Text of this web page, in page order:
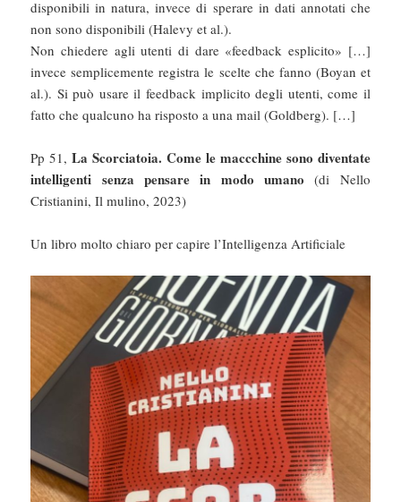
disponibili in natura, invece di sperare in dati annotati che
non sono disponibili (Halevy et al.).
Non chiedere agli utenti di dare «feedback esplicito» […]
invece semplicemente registra le scelte che fanno (Boyan et
al.). Si può usare il feedback implicito degli utenti, come il
fatto che qualcuno ha risposto a una mail (Goldberg). […]
Pp 51,La Scorciatoia. Come le maccchine sono diventate
intelligenti senza pensare in modo umano (di Nello
Cristianini, Il mulino, 2023)
Un libro molto chiaro per capire l’Intelligenza Artificiale